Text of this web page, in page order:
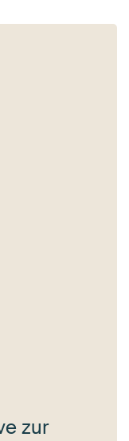
zur